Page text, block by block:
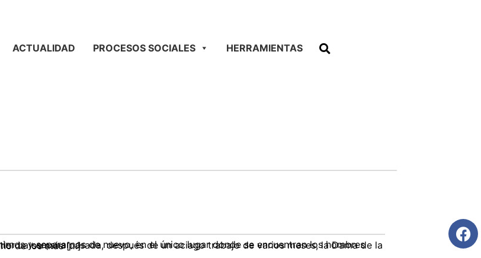
ACTUALIDAD PROCESOS SOCIALES HERRAMIENTAS
la Dama de la Guadaña irrumpió bajo una lluvia torrencial por uno de los más […]